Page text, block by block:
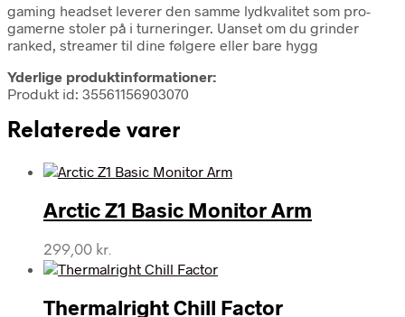
gaming headset leverer den samme lydkvalitet som pro-
gamerne stoler på i turneringer. Uanset om du grinder
ranked, streamer til dine følgere eller bare hygg
Yderlige produktinformationer:
Produkt id: 35561156903070
Relaterede varer
Arctic Z1 Basic Monitor Arm
299,00 kr.
Thermalright Chill Factor